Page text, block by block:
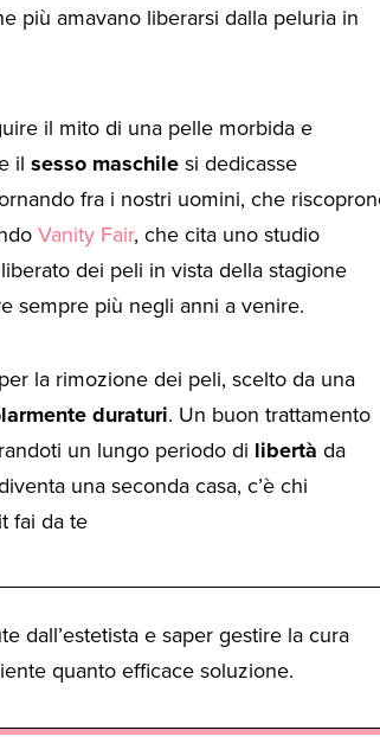
più amavano liberarsi dalla peluria in
il mito di una pelle morbida e
il sesso maschilesi dedicasse
fra i nostri uomini, che
Vanity Fair, che cita uno studio
dei peli in vista della stagione
sempre più negli anni a venire.
la rimozione dei peli, scelto da una
duraturi. Un buon trattamento
un lungo periodo di libertà da
una seconda casa, c’è chi
fai da te
dall’estetista e saper gestire la cura
quanto efficace soluzione.